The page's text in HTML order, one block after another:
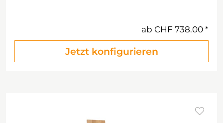
ab CHF 738.00
Jetzt konfigurieren